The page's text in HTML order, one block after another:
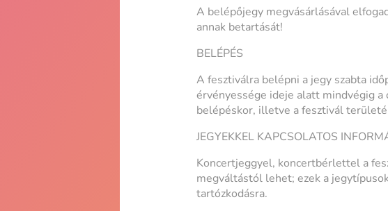
A belépőjegy megvásárlásával
annak betartását!
BELÉPÉS
A fesztiválra belépni a jegy szabta
érvényessége ideje alatt mindvégig
belépéskor, illetve a fesztivál
JEGYEKKEL KAPCSOLATOS
Koncertjeggyel, koncertbérlettel a
megváltástól lehet; ezek a
tartózkodásra.